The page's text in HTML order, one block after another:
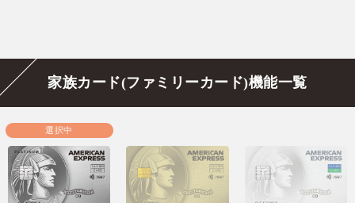
家族カード(ファミリーカード)機能一覧